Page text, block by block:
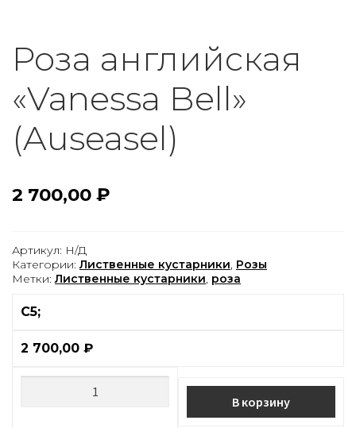
Роза английская
«Vanessa Bell»
(Auseasel)
2 700,00 ₽
Артикул: Н/Д
Категории:Лиственные кустарники, Розы
Метки:Лиственные кустарники, роза
С5;
2 700,00 ₽
В корзину